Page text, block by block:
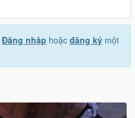
Đăng nhập hoặc đăng ký một